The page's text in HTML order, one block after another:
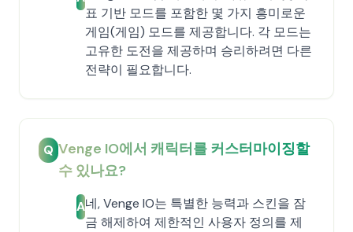
표 기반 모드를 포함한 몇 가지 흥미로운
게임(게임) 모드를 제공합니다. 각 모드는
고유한 도전을 제공하며 승리하려면 다른
전략이 필요합니다.
Q Venge IO에서 캐릭터를 커스터마이징할
수 있나요?
A네, Venge IO는 특별한 능력과 스킨을 잠
금 해제하여 제한적인 사용자 정의를 제